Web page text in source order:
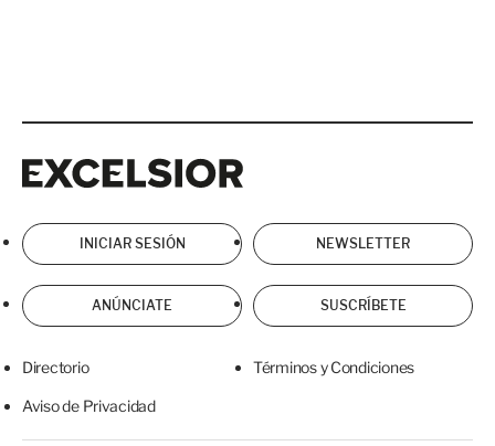
INICIAR SESIÓN NEWSLETTER
ANÚNCIATE SUSCRÍBETE
Directorio Términos y Condiciones
Aviso de Privacidad